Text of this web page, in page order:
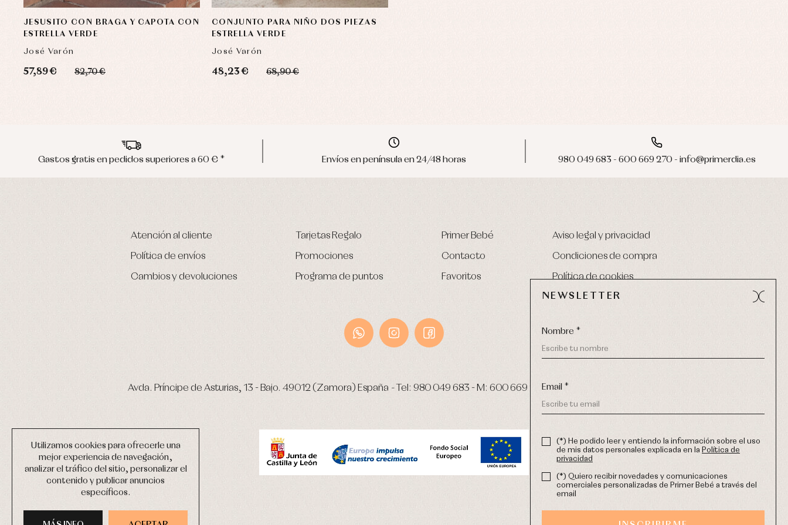
Utilizamos cookies para ofrecerle una
mejor experiencia de navegación,
analizar el tráfico del sitio, personalizar el
contenido y publicar anuncios
específicos.
JESUSITO CON BRAGA Y CAPOTA CON
ESTRELLA VERDE
José Varón
57,89 € 82,70 €
CONJUNTO PARA NIÑO DOS PIEZAS
ESTRELLA VERDE
José Varón
48,23 € 68,90 €
Gastos gratis en pedidos superiores a 60 € * Envíos en península en 24/48 horas 980 049 683 - 600 669 270 - info@primerdia.es
Atención al cliente
Política de envíos
Cambios y devoluciones
Tarjetas Regalo
Promociones
Programa de puntos
Primer Bebé
Contacto
Favoritos
Aviso legal y privacidad
Condiciones de compra
Política de cookies
Avda. Príncipe de Asturias, 13 - Bajo. 49012 (Zamora) España -Tel: 980 049 683 - M: 600 669 270-email:
NEWSLETTER
Nombre *
Email *
(*) He podido leer y entiendo la información sobre el uso
de mis datos personales explicada en la Política de
privacidad
(*) Quiero recibir novedades y comunicaciones
comerciales personalizadas de Primer Bebé a través del
email